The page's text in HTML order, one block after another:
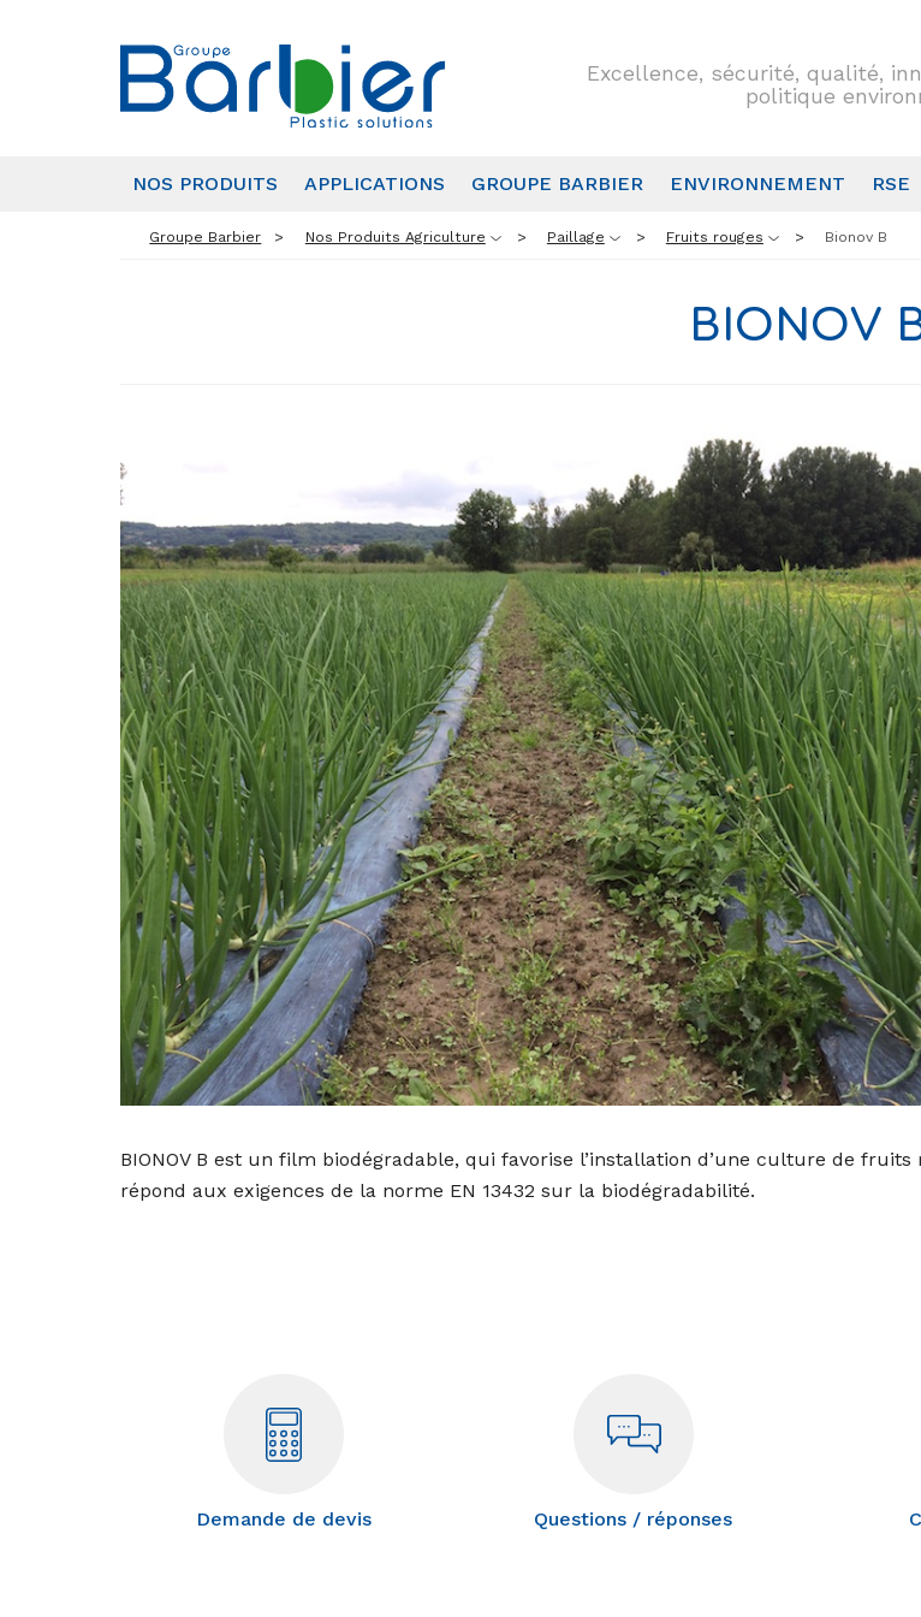
Excellence, sécurité, qualité,
politique
NOS PRODUITS APPLICATIONS GROUPE BARBIER ENVIRONNEMENT RSE
Groupe Barbier Nos Produits Agriculture Paillage Fruits rouges Bionov B
BIONOV
BIONOV B est un film biodégradable, qui favorise l’installation d’une culture de fruits
répond aux exigences de la norme EN 13432 sur la biodégradabilité.
Demande de devis Questions / réponses